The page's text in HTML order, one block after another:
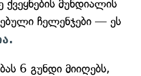
მუნდიალის
ჩელენჯები — ეს
6 გუნდი მიიღებს,